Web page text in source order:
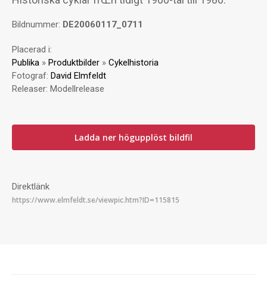
Bildnummer: DE20060117_0711
Placerad i:
Publika » Produktbilder » Cykelhistoria
Fotograf: David Elmfeldt
Releaser: Modellrelease
Ladda ner högupplöst bildfil
Direktlänk